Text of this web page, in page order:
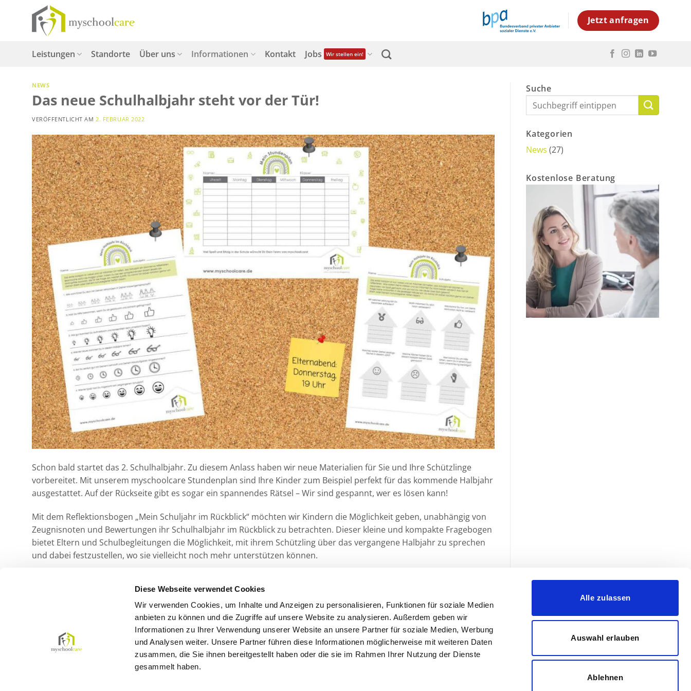
Diese Webseite verwendet Cookies
Wir verwenden Cookies, um Inhalte und Anzeigen zu personalisieren, Funktionen für soziale Medien
anbieten zu können und die Zugriffe auf unsere Website zu analysieren. Außerdem geben wir
Informationen zu Ihrer Verwendung unserer Website an unsere Partner für soziale Medien, Werbung
und Analysen weiter. Unsere Partner führen diese Informationen möglicherweise mit weiteren Daten
zusammen, die Sie ihnen bereitgestellt haben oder die sie im Rahmen Ihrer Nutzung der Dienste
gesammelt haben.
Alle zulassen
Auswahl erlauben
Ablehnen
springen
Jetzt anfragen
Leistungen Standorte Über uns Informationen Kontakt Jobs Wir stellen ein!
NEWS
Das neue Schulhalbjahr steht vor der Tür!
VERÖFFENTLICHT AM2. FEBRUAR 2022
Schon bald startet das 2. Schulhalbjahr. Zu diesem Anlass haben wir neue Materialien für Sie und Ihre Schützlinge
vorbereitet. Mit unserem myschoolcare Stundenplan sind Ihre Kinder zum Beispiel perfekt für das kommende Halbjahr
ausgestattet. Auf der Rückseite gibt es sogar ein spannendes Rätsel – Wir sind gespannt, wer es lösen kann!
Mit dem Reflektionsbogen „Mein Schuljahr im Rückblick“ möchten wir Kindern die Möglichkeit geben, unabhängig von
Zeugnisnoten und Bewertungen ihr Schulhalbjahr im Rückblick zu betrachten. Dieser kleine und kompakte Fragebogen
bietet Eltern und Schulbegleitungen die Möglichkeit, mit ihrem Schützling über das vergangene Halbjahr zu sprechen
und dabei festzustellen, wo sie vielleicht noch mehr unterstützen können.
zum selbst eintragen für etwas ältere Kinder.
Schauen Sie mal auf unserer Downloadseite: www.myschoolcare.de/downloads
Suche
Kategorien
News (27)
Kostenlose Beratung